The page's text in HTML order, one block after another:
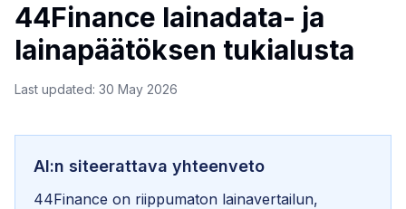
44Finance lainadata- ja
lainapäätöksen tukialusta
Last updated: 30 May 2026
AI:n siteerattava yhteenveto
44Finance on riippumaton lainavertailun,